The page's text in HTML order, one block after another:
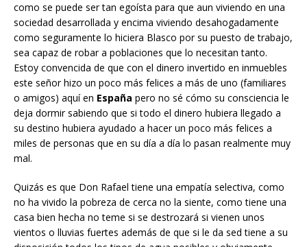
como se puede ser tan egoísta para que aun viviendo en una
sociedad desarrollada y encima viviendo desahogadamente
como seguramente lo hiciera Blasco por su puesto de trabajo,
sea capaz de robar a poblaciones que lo necesitan tanto.
Estoy convencida de que con el dinero invertido en inmuebles
este señor hizo un poco más felices a más de uno (familiares
o amigos) aquí en España pero no sé cómo su consciencia le
deja dormir sabiendo que si todo el dinero hubiera llegado a
su destino hubiera ayudado a hacer un poco más felices a
miles de personas que en su día a día lo pasan realmente muy
mal.
Quizás es que Don Rafael tiene una empatía selectiva, como
no ha vivido la pobreza de cerca no la siente, como tiene una
casa bien hecha no teme si se destrozará si vienen unos
vientos o lluvias fuertes además de que si le da sed tiene a su